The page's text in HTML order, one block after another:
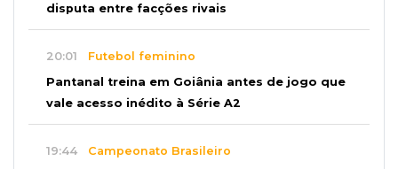
disputa entre facções rivais
20:01 Futebol feminino
Pantanal treina em Goiânia antes de jogo que
vale acesso inédito à Série A2
19:44 Campeonato Brasileiro